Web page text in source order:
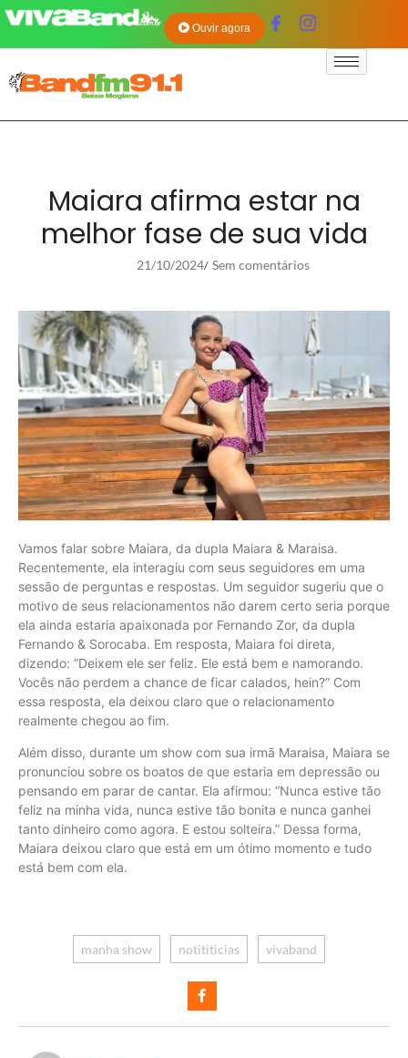
Ouvir agora
Maiara afirma estar na
melhor fase de sua vida
21/10/2024/ Sem comentários
Vamos falar sobre Maiara, da dupla Maiara & Maraisa.
Recentemente, ela interagiu com seus seguidores em uma
sessão de perguntas e respostas. Um seguidor sugeriu que o
motivo de seus relacionamentos não darem certo seria porque
ela ainda estaria apaixonada por Fernando Zor, da dupla
Fernando & Sorocaba. Em resposta, Maiara foi direta,
dizendo: “Deixem ele ser feliz. Ele está bem e namorando.
Vocês não perdem a chance de ficar calados, hein?” Com
essa resposta, ela deixou claro que o relacionamento
realmente chegou ao fim.
Além disso, durante um show com sua irmã Maraisa, Maiara se
pronunciou sobre os boatos de que estaria em depressão ou
pensando em parar de cantar. Ela afirmou: “Nunca estive tão
feliz na minha vida, nunca estive tão bonita e nunca ganhei
tanto dinheiro como agora. E estou solteira.” Dessa forma,
Maiara deixou claro que está em um ótimo momento e tudo
está bem com ela.
manha show notititicias vivaband